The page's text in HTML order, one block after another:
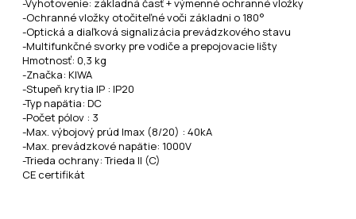
-Vyhotovenie: základná časť + výmenné ochranné vložky
-Ochranné vložky otočiteľné voči základni o 180°
-Optická a diaľková signalizácia prevádzkového stavu
-Multifunkčné svorky pre vodiče a prepojovacie lišty
Hmotnosť: 0,3 kg
-Značka: KIWA
-Stupeň krytia IP : IP20
-Typ napätia: DC
-Počet pólov : 3
-Max. výbojový prúd Imax (8/20) : 40kA
-Max. prevádzkové napätie: 1000V
-Trieda ochrany: Trieda II (C)
CE certifikát